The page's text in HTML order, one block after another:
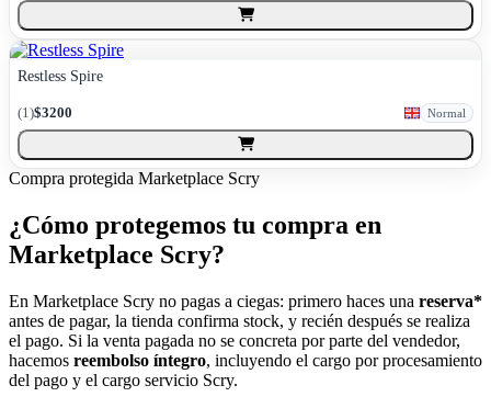
Restless Spire
(1)$3200 Normal
Compra protegida Marketplace Scry
¿Cómo protegemos tu compra en
Marketplace Scry?
En Marketplace Scry no pagas a ciegas: primero haces una reserva*
antes de pagar, la tienda confirma stock, y recién después se realiza
el pago. Si la venta pagada no se concreta por parte del vendedor,
hacemos reembolso íntegro, incluyendo el cargo por procesamiento
del pago y el cargo servicio Scry.